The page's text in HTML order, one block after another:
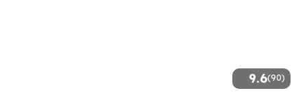
9.6(90)